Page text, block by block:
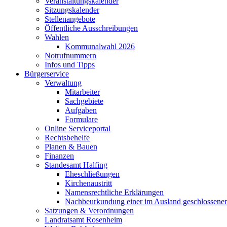
Sitzungskalender
Stellenangebote
Öffentliche Ausschreibungen
Wahlen
Kommunalwahl 2026
Notrufnummern
Infos und Tipps
Bürgerservice
Verwaltung
Mitarbeiter
Sachgebiete
Aufgaben
Formulare
Online Serviceportal
Rechtsbehelfe
Planen & Bauen
Finanzen
Standesamt Halfing
Eheschließungen
Kirchenaustritt
Namensrechtliche Erklärungen
Nachbeurkundung einer im Ausland
Satzungen & Verordnungen
Landratsamt Rosenheim